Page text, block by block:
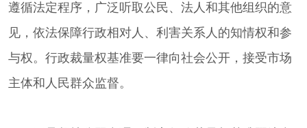
遵循法定程序，广泛听取公民、法人和其他组织的意
见，依法保障行政相对人、利害关系人的知情权和参
与权。行政裁量权基准要一律向社会公开，接受市场
主体和人民群众监督。